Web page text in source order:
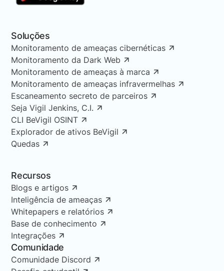
Soluções
Monitoramento de ameaças cibernéticas
Monitoramento da Dark Web
Monitoramento de ameaças à marca
Monitoramento de ameaças infravermelhas
Escaneamento secreto de parceiros
Seja Vigil Jenkins, C.I.
CLI BeVigil OSINT
Explorador de ativos BeVigil
Quedas
Recursos
Blogs e artigos
Inteligência de ameaças
Whitepapers e relatórios
Base de conhecimento
Integrações
Comunidade
Comunidade Discord